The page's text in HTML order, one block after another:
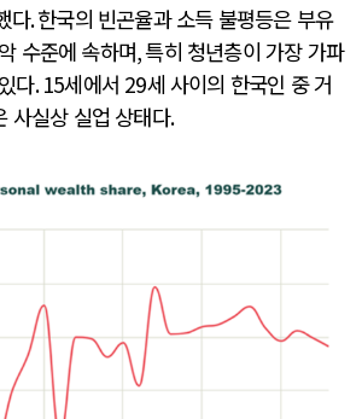
다.한국의 빈곤율과 소득 불평등은 부유
수준에 속하며,특히 청년층이 가장 가파
다. 15세에서 29세 사이의 한국인 중 거
사실상 실업 상태다.